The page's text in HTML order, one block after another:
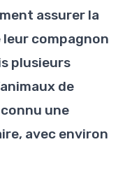
assurer la
compagnon
plusieurs
de
une
avec environ